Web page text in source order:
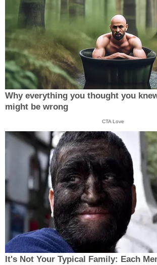
Why everything you thought you
might be wrong
CTA Love
It's Not Your Typical Family: Each